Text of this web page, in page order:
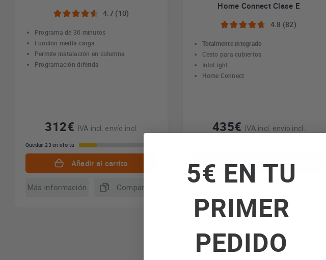
4.7 (10)
Programa de 30 minutos
Función media carga
Permite instalación en columna
Programación diferida
312€ IVA incl. envío incl.
Quedan 23 en oferta
Añadir al carrito
Más información Comparar
Home Connect Clase E
4.8 (82)
Totalmente integrado
Cesto para cubiertos
InfoLight
Home Connect
435€ IVA incl. envío incl.
Añadir al carrito
5€ EN TU
PRIMER
PEDIDO